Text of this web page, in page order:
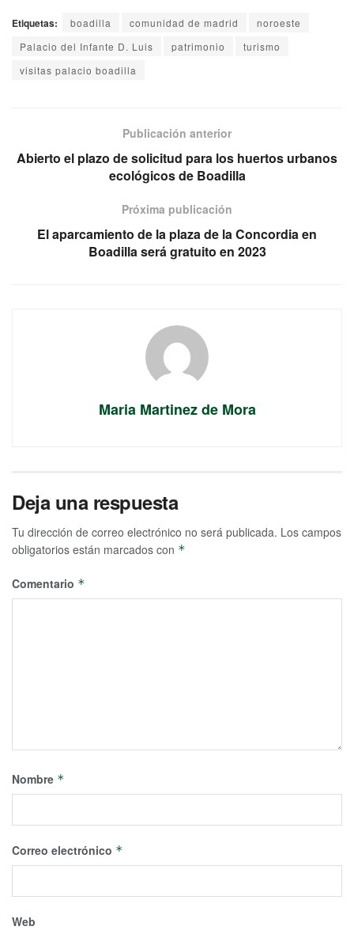
Etiquetas: boadilla comunidad de madrid
noroeste
Palacio del Infante D. Luis
patrimonio
turismo
visitas palacio boadilla
Publicación anterior
Abierto el plazo de solicitud para los huertos urbanos
ecológicos de Boadilla
Próxima publicación
El aparcamiento de la plaza de la Concordia en
Boadilla será gratuito en 2023
Maria Martinez de Mora
Deja una respuesta
Tu dirección de correo electrónico no será publicada. Los campos
obligatorios están marcados con *
Comentario *
Nombre *
Correo electrónico *
Web